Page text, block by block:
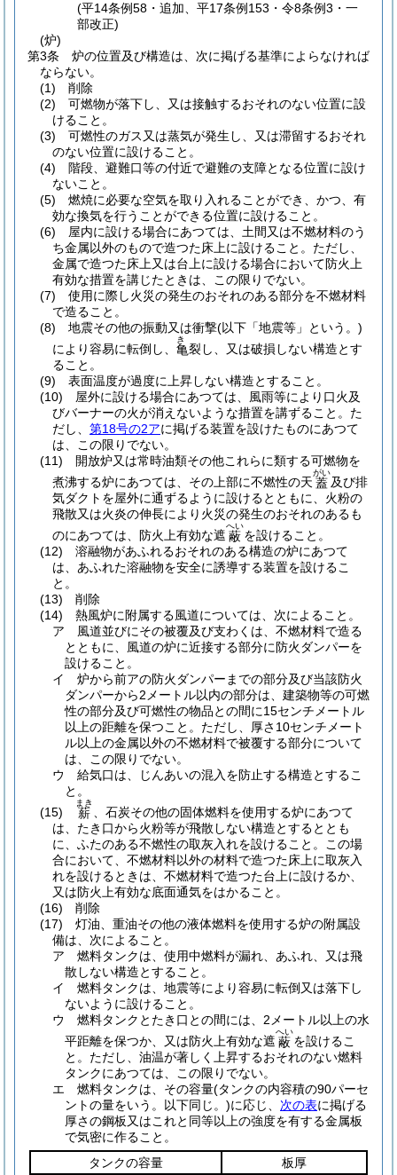
(平14条例58・追加、平17条例153・令8条例3・一
部改正)
(炉)
第3条
炉の位置及び構造は、次に掲げる基準によらなければ
ならない。
(1)
削除
(2)
可燃物が落下し、又は接触するおそれのない位置に設
けること。
(3)
可燃性のガス又は蒸気が発生し、又は滞留するおそれ
のない位置に設けること。
(4)
階段、避難口等の付近で避難の支障となる位置に設け
ないこと。
(5)
燃焼に必要な空気を取り入れることができ、かつ、有
効な換気を行うことができる位置に設けること。
(6)
屋内に設ける場合にあつては、土間又は不燃材料のう
ち金属以外のもので造つた床上に設けること。 ただし、
金属で造つた床上又は台上に設ける場合において防火上
有効な措置を講じたときは、この限りでない。
(7)
使用に際し火災の発生のおそれのある部分を不燃材料
で造ること。
(8)
地震その他の振動又は衝撃(以下「地震等」という。)
により容易に転倒し、 亀
き
裂し、又は破損しない構造とす
ること。
(9)
表面温度が過度に上昇しない構造とすること。
(10)
屋外に設ける場合にあつては、風雨等により口火及
びバーナーの火が消えないような措置を講ずること。 た
だし、 第18号の2アに掲げる装置を設けたものにあつて
は、この限りでない。
(11)
開放炉又は常時油類その他これらに類する可燃物を
煮沸する炉にあつては、その上部に不燃性の天 蓋
がい
及び排
気ダクトを屋外に通ずるように設けるとともに、火粉の
飛散又は火炎の伸長により火災の発生のおそれのあるも
のにあつては、防火上有効な遮 蔽
へい
を設けること。
(12)
溶融物があふれるおそれのある構造の炉にあつて
は、あふれた溶融物を安全に誘導する装置を設けるこ
と。
(13)
削除
(14)
熱風炉に附属する風道については、次によること。
ア
風道並びにその被覆及び支わくは、不燃材料で造る
とともに、風道の炉に近接する部分に防火ダンパーを
設けること。
イ
炉から前アの防火ダンパーまでの部分及び当該防火
ダンパーから2メートル以内の部分は、建築物等の可燃
性の部分及び可燃性の物品との間に15センチメートル
以上の距離を保つこと。 ただし、厚さ10センチメート
ル以上の金属以外の不燃材料で被覆する部分について
は、この限りでない。
ウ
給気口は、じんあいの混入を防止する構造とするこ
と。
(15)
薪
まき
、石炭その他の固体燃料を使用する炉にあつて
は、たき口から火粉等が飛散しない構造とするととも
に、ふたのある不燃性の取灰入れを設けること。
この場
合において、不燃材料以外の材料で造つた床上に取灰入
れを設けるときは、不燃材料で造つた台上に設けるか、
又は防火上有効な底面通気をはかること。
(16)
削除
(17)
灯油、重油その他の液体燃料を使用する炉の附属設
備は、次によること。
ア
燃料タンクは、使用中燃料が漏れ、あふれ、又は飛
散しない構造とすること。
イ
燃料タンクは、地震等により容易に転倒又は落下し
ないように設けること。
ウ
燃料タンクとたき口との間には、2メートル以上の水
平距離を保つか、又は防火上有効な遮 蔽
へい
を設けるこ
と。 ただし、油温が著しく上昇するおそれのない燃料
タンクにあつては、この限りでない。
エ
燃料タンクは、その容量(タンクの内容積の90パーセ
ントの量をいう。以下同じ。)に応じ、 次の表に掲げる
厚さの鋼板又はこれと同等以上の強度を有する金属板
で気密に作ること。
タンクの容量
板厚